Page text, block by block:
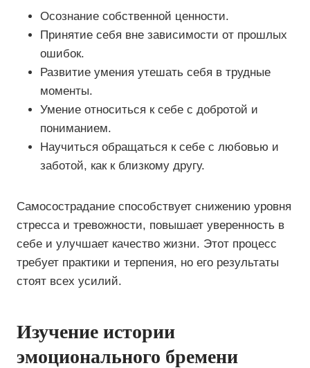
Осознание собственной ценности.
Принятие себя вне зависимости от прошлых
ошибок.
Развитие умения утешать себя в трудные
моменты.
Умение относиться к себе с добротой и
пониманием.
Научиться обращаться к себе с любовью и
заботой, как к близкому другу.
Самосострадание способствует снижению уровня
стресса и тревожности, повышает уверенность в
себе и улучшает качество жизни. Этот процесс
требует практики и терпения, но его результаты
стоят всех усилий.
Изучение истории
эмоционального бремени